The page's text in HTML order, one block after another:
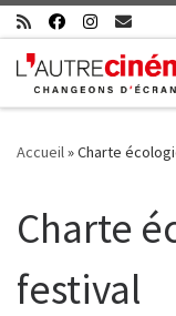
Skip to content
Accueil»Charte
Charte
festival